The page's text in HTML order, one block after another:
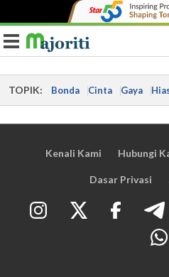
Toggle navigation
TOPIK: Bonda Cinta Gaya
Kenali Kami Hubungi
Dasar Privasi